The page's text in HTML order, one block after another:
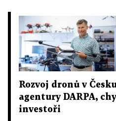
Rozvoj dronů v
agentury DARPA,
investoři